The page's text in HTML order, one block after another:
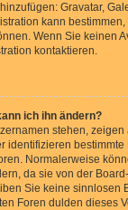
Gravatar,
kann
Wenn Sie keinen
kontaktieren.
ich ihn ändern?
stehen,
identifizieren bestimmte
Normalerweise
da sie von der
Sie keine sinnlosen
Foren dulden dieses